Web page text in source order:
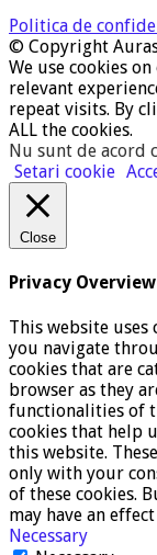
Politica de
© Copyright
We use cookies
relevant
repeat visits. By
ALL the cookies.
Nu sunt de
Setari cookie
Close
Privacy Overview
This website
you navigate
cookies that are
browser as they
functionalities of
cookies that help
this website.
only with your
of these cookies.
may have an
Necessary